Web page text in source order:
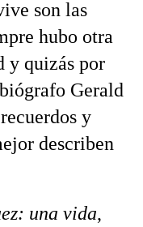
son las
hubo otra
y quizás por
Gerald
y
describen
una vida,